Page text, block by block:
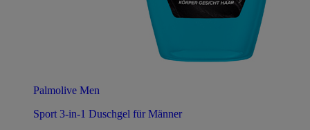
Palmolive Men
Sport 3-in-1 Duschgel für Männer